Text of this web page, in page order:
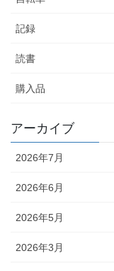
記録
読書
購入品
アーカイブ
2026年7月
2026年6月
2026年5月
2026年3月